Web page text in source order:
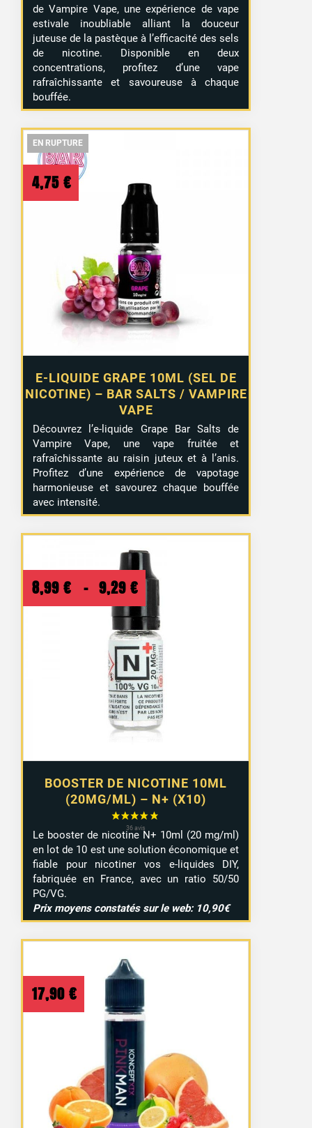
de Vampire Vape, une expérience de vape
estivale inoubliable alliant la douceur
juteuse de la pastèque à l’efficacité des sels
de nicotine. Disponible en deux
concentrations, profitez d’une vape
rafraîchissante et savoureuse à chaque
bouffée.
EN RUPTURE
EN RUPTURE
E-LIQUIDE GRAPE 10ML (SEL DE
NICOTINE) – BAR SALTS / VAMPIRE
VAPE
4,75 €
Découvrez l’e-liquide Grape Bar Salts de
Vampire Vape, une vape fruitée et
rafraîchissante au raisin juteux et à l’anis.
Profitez d’une expérience de vapotage
harmonieuse et savourez chaque bouffée
avec intensité.
EN RUPTURE
BOOSTER DE NICOTINE 10ML
(20MG/ML) – N+ (X10)
8,99 € – 9,29 € Plage
de
prix :
8,99 €
à
9,29 €
Le booster de nicotine N+ 10ml (20 mg/ml)
en lot de 10 est une solution économique et
fiable pour nicotiner vos e-liquides DIY,
fabriquée en France, avec un ratio 50/50
PG/VG.
Prix moyens constatés sur le web: 10,90€
17,90 €